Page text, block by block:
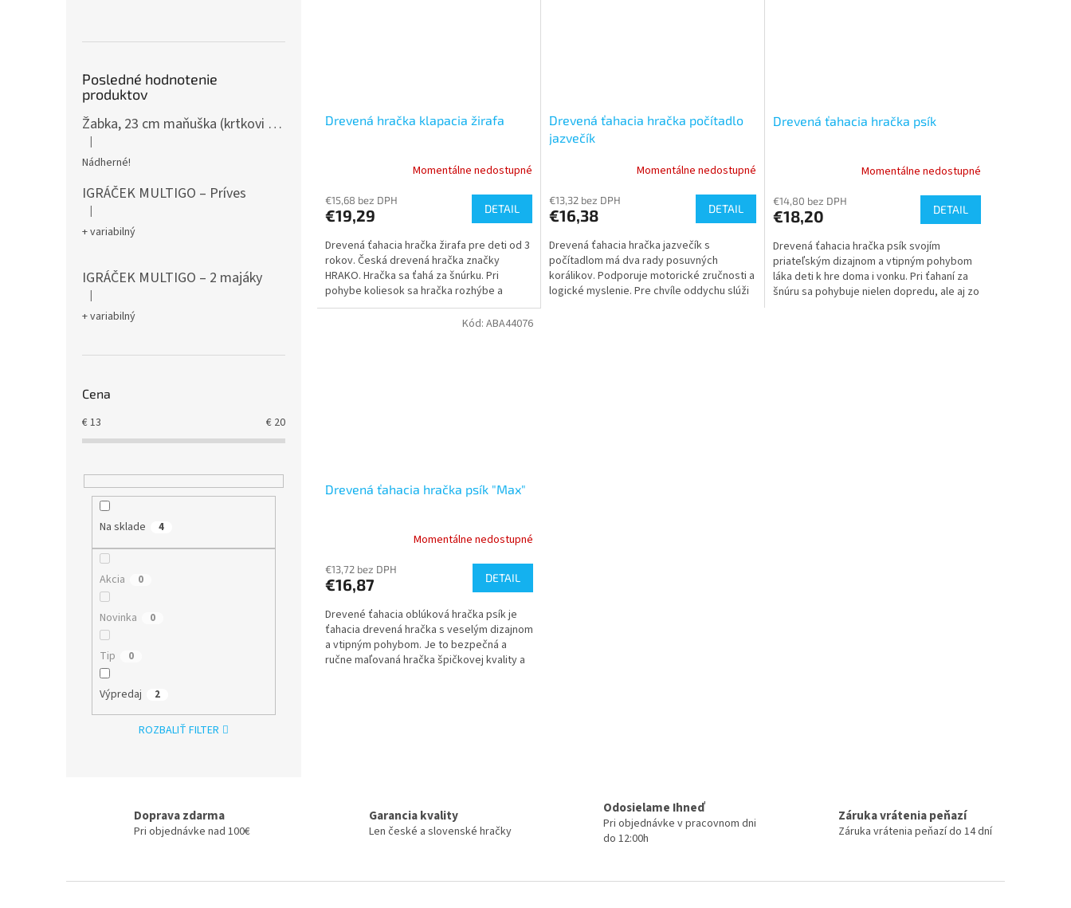
Posledné hodnotenie
produktov
Žabka, 23 cm maňuška (krtkovi kamaráti)
Hodnotenie produktu je 5 z 5 hviezdičiek.
|
Nádherné!
IGRÁČEK MULTIGO – Príves
Hodnotenie produktu je 5 z 5 hviezdičiek.
|
+ variabilný
IGRÁČEK MULTIGO – 2 majáky
Hodnotenie produktu je 5 z 5 hviezdičiek.
|
+ variabilný
Cena
€13 € 20
Na sklade 4
Akcia 0
Novinka 0
Tip 0
Výpredaj 2
ROZBALIŤ FILTER
Drevená hračka klapacia žirafa
Momentálne nedostupné
€15,68 bez DPH
€19,29 DETAIL
Drevená ťahacia hračka žirafa pre deti od 3
rokov. Česká drevená hračka značky
HRAKO. Hračka sa ťahá za šnúrku. Pri
pohybe koliesok sa hračka rozhýbe a
začne vydávať klapací...
Drevená ťahacia hračka počítadlo
jazvečík
Momentálne nedostupné
€13,32 bez DPH
€16,38 DETAIL
Drevená ťahacia hračka jazvečík s
počítadlom má dva rady posuvných
korálikov. Podporuje motorické zručnosti a
logické myslenie. Pre chvíle oddychu slúži
Drevená ťahacia hračka psík
Momentálne nedostupné
€14,80 bez DPH
€18,20 DETAIL
Drevená ťahacia hračka psík svojím
priateľským dizajnom a vtipným pohybom
láka deti k hre doma i vonku. Pri ťahaní za
šnúru sa pohybuje nielen dopredu, ale aj zo
Drevená ťahacia hračka psík "Max"
Momentálne nedostupné
€13,72 bez DPH
€16,87 DETAIL
Drevené ťahacia oblúková hračka psík je
ťahacia drevená hračka s veselým dizajnom
a vtipným pohybom. Je to bezpečná a
ručne maľovaná hračka špičkovej kvality a
Kód: ABA44076
i
e
k
Doprava zdarma
Pri objednávke nad 100€
Garancia kvality
Len české a slovenské hračky
Odosielame Ihneď
Pri objednávke v pracovnom dni
do 12:00h
Záruka vrátenia peňazí
Záruka vrátenia peňazí do 14 dní